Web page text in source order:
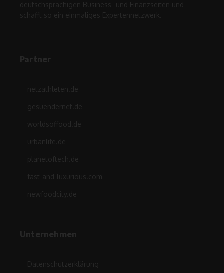
deutschsprachigen Business -und Finanzseiten und
schafft so ein einmaliges Expertennetzwerk.
Partner
netzathleten.de
gesuendernet.de
worldsoffood.de
urbanlife.de
planetoftech.de
fast-and-luxurious.com
newfoodcity.de
Unternehmen
Datenschutzerklärung